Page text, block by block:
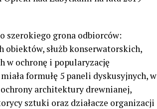
szerokiego grona odbiorców:
służb konserwatorskich,
w ochronę i popularyzację
formułę 5 paneli dyskusyjnych, w
architektury drewnianej,
sztuki oraz działacze organizacji